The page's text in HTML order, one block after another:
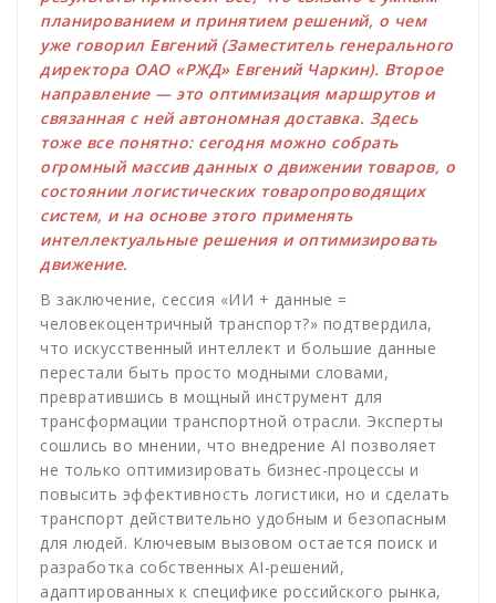
планированием и принятием решений, о чем
уже говорил Евгений (Заместитель генерального
директора ОАО «РЖД» Евгений Чаркин). Второе
направление — это оптимизация маршрутов и
связанная с ней автономная доставка. Здесь
тоже все понятно: сегодня можно собрать
огромный массив данных о движении товаров, о
состоянии логистических товаропроводящих
систем, и на основе этого применять
интеллектуальные решения и оптимизировать
движение.
В заключение, сессия «ИИ + данные =
человекоцентричный транспорт?» подтвердила,
что искусственный интеллект и большие данные
перестали быть просто модными словами,
превратившись в мощный инструмент для
трансформации транспортной отрасли. Эксперты
сошлись во мнении, что внедрение AI позволяет
не только оптимизировать бизнес-процессы и
повысить эффективность логистики, но и сделать
транспорт действительно удобным и безопасным
для людей. Ключевым вызовом остается поиск и
разработка собственных AI-решений,
адаптированных к специфике российского рынка,